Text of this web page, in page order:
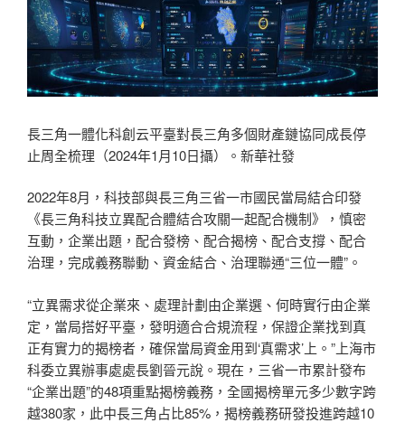
長三角一體化科創云平臺對長三角多個財產鏈協同成長停
止周全梳理（2024年1月10日攝）。新華社發
2022年8月，科技部與長三角三省一市國民當局結合印發
《長三角科技立異配合體結合攻關一起配合機制》，慎密
互動，企業出題，配合發榜、配合揭榜、配合支撐、配合
治理，完成義務聯動、資金結合、治理聯通“三位一體”。
“立異需求從企業來、處理計劃由企業選、何時實行由企業
定，當局搭好平臺，發明適合合規流程，保證企業找到真
正有實力的揭榜者，確保當局資金用到‘真需求’上。”上海市
科委立異辦事處處長劉晉元說。現在，三省一市累計發布
“企業出題”的48項重點揭榜義務，全國揭榜單元多少數字跨
越380家，此中長三角占比85%，揭榜義務研發投進跨越10